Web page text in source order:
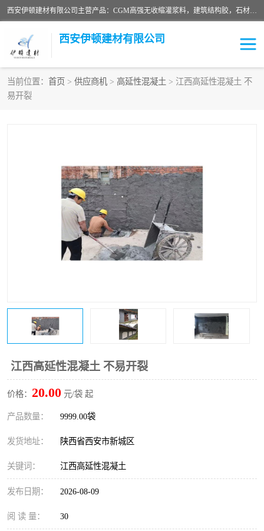
西安伊顿建材有限公司主营产品：CGM高强无收缩灌浆料，建筑结构胶，石材粘合剂，柔性防水材料，环氧修补砂浆等在各个行业得到了客户认可。
西安伊顿建材有限公司
当前位置： 首页 > 供应商机 > 高延性混凝土 > 江西高延性混凝土 不
易开裂
江西高延性混凝土 不易开裂
价格： 20.00 元/袋 起
产品数量： 9999.00袋
发货地址： 陕西省西安市新城区
关键词： 江西高延性混凝土
发布日期： 2026-08-09
阅 读 量： 30
灌浆料
瓷砖粘合剂 沥青冷补料
高延性混凝土 速凝剂
金刚砂
膨胀剂 混凝土防碳化涂料
融雪剂